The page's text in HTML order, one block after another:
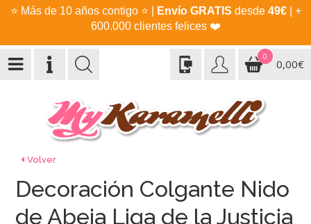
⭐ Más de 10 años contigo ⭐ Envío GRATIS desde 49€| +
600.000 clientes felices ❤️
0
0,00€
Volver
Decoración Colgante Nido
de Abeja Liga de la Justicia